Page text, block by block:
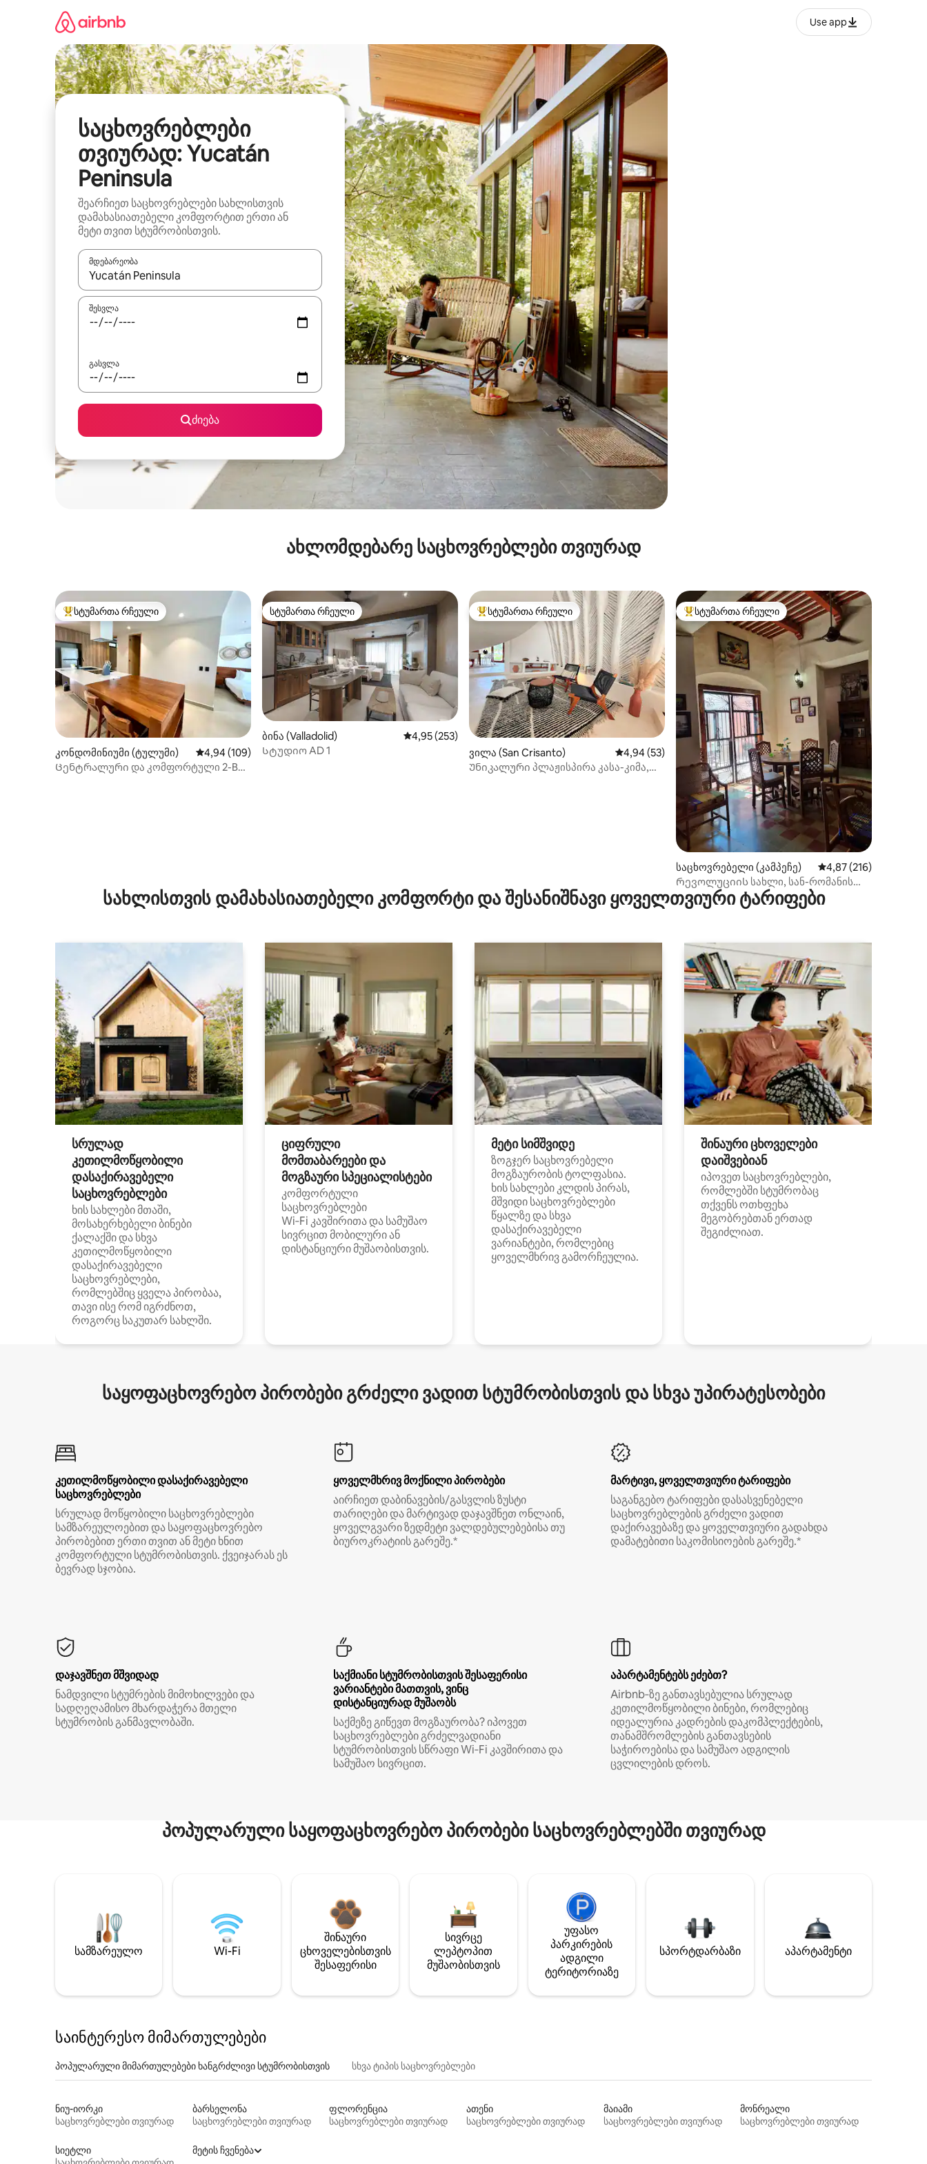
Use app
საცხოვრებლები
თვიურად: Yucatán
Peninsula
შეარჩიეთ საცხოვრებლები სახლისთვის
დამახასიათებელი კომფორტით ერთი ან
მეტი თვით სტუმრობისთვის.
მდებარეობა
როცა შედეგები ხელმისაწვდომი გახდება, ნავიგაციისთვის გამოიყენეთ კლავიშები ზემოთ/ქვემოთ მიმართული ისრებით ან შეხებისა თუ თითის გასმის ჟესტები.
შესვლა
გასვლა
ძიება
ახლომდებარე საცხოვრებლები თვიურად
სტუმართა რჩეული მოწინავე ვარიანტი
სტუმართა რჩეული
კონდომინიუმი (ტულუმი) საშუალო შეფასებაა 5‑დან 4,94, 109 მიმოხილვა
4,94 (109)
Ცენტრალური და კომფორტული 2-BR
სტუმართა რჩეული
სტუმართა რჩეული
ბინა (Valladolid) საშუალო შეფასებაა 5‑დან 4,95, 253 მიმოხილვა
4,95 (253)
Სტუდიო AD 1
სტუმართა რჩეული მოწინავე ვარიანტი
სტუმართა რჩეული
ვილა (San Crisanto) საშუალო შეფასებაა 5‑დან 4,94, 53 მიმოხილვა
4,94 (53)
Უნიკალური პლაჟისპირა კასა-კიმა,
სტუმართა რჩეული მოწინავე ვარიანტი
სტუმართა რჩეული
საცხოვრებელი (კამპეჩე) საშუალო შეფასებაა
4,87 (216)
Რევოლუციის სახლი, სან-რომანის
რაიონი, კამპეჩე
სახლისთვის დამახასიათებელი კომფორტი და შესანიშნავი ყოველთვიური ტარიფები
სრულად
კეთილმოწყობილი
დასაქირავებელი
საცხოვრებლები
ხის სახლები მთაში,
მოსახერხებელი ბინები
ქალაქში და სხვა
კეთილმოწყობილი
დასაქირავებელი
საცხოვრებლები,
რომლებშიც ყველა პირობაა,
თავი ისე რომ იგრძნოთ,
როგორც საკუთარ სახლში.
ციფრული
მომთაბარეები და
მოგზაური სპეციალისტები
კომფორტული
საცხოვრებლები
Wi‑Fi კავშირითა და სამუშაო
სივრცით მობილური ან
დისტანციური მუშაობისთვის.
მეტი სიმშვიდე
ზოგჯერ საცხოვრებელი
მოგზაურობის ტოლფასია.
ხის სახლები კლდის პირას,
მშვიდი საცხოვრებლები
წყალზე და სხვა
დასაქირავებელი
ვარიანტები, რომლებიც
ყოველმხრივ გამორჩეულია.
შინაური ცხოველები
დაიშვებიან
იპოვეთ საცხოვრებლები,
რომლებში სტუმრობაც
თქვენს ოთხფეხა
მეგობრებთან ერთად
შეგიძლიათ.
საყოფაცხოვრებო პირობები გრძელი ვადით სტუმრობისთვის და სხვა უპირატესობები
კეთილმოწყობილი დასაქირავებელი
საცხოვრებლები
სრულად მოწყობილი საცხოვრებლები
სამზარეულოებით და საყოფაცხოვრებო
პირობებით ერთი თვით ან მეტი ხნით
კომფორტული სტუმრობისთვის. ქვეიჯარას ეს
ბევრად სჯობია.
ყოველმხრივ მოქნილი პირობები
აირჩიეთ დაბინავების/გასვლის ზუსტი
თარიღები და მარტივად დაჯავშნეთ ონლაინ,
ყოველგვარი ზედმეტი ვალდებულებებისა თუ
ბიუროკრატიის გარეშე.*
მარტივი, ყოველთვიური ტარიფები
საგანგებო ტარიფები დასასვენებელი
საცხოვრებლების გრძელი ვადით
დაქირავებაზე და ყოველთვიური გადახდა
დამატებითი საკომისიოების გარეშე.*
დაჯავშნეთ მშვიდად
ნამდვილი სტუმრების მიმოხილვები და
სადღეღამისო მხარდაჭერა მთელი
სტუმრობის განმავლობაში.
საქმიანი სტუმრობისთვის შესაფერისი
ვარიანტები მათთვის, ვინც
დისტანციურად მუშაობს
საქმეზე გიწევთ მოგზაურობა? იპოვეთ
საცხოვრებლები გრძელვადიანი
სტუმრობისთვის სწრაფი Wi‑Fi კავშირითა და
სამუშაო სივრცით.
აპარტამენტებს ეძებთ?
Airbnb‑ზე განთავსებულია სრულად
კეთილმოწყობილი ბინები, რომლებიც
იდეალურია კადრების დაკომპლექტების,
თანამშრომლების განთავსების
საჭიროებისა და სამუშაო ადგილის
ცვლილების დროს.
პოპულარული საყოფაცხოვრებო პირობები საცხოვრებლებში თვიურად
სამზარეულო Wi-Fi
შინაური
ცხოველებისთვის
შესაფერისი
სივრცე
ლეპტოპით
მუშაობისთვის
უფასო
პარკირების
ადგილი
ტერიტორიაზე
სპორტდარბაზი აპარტამენტი
საინტერესო მიმართულებები
პოპულარული მიმართულებები ხანგრძლივი სტუმრობისთვის სხვა ტიპის საცხოვრებლები
ნიუ-იორკი
საცხოვრებლები თვიურად
ბარსელონა
საცხოვრებლები თვიურად
ფლორენცია
საცხოვრებლები თვიურად
ათენი
საცხოვრებლები თვიურად
მაიამი
საცხოვრებლები თვიურად
მონრეალი
საცხოვრებლები თვიურად
სიეტლი
მეტის ჩვენება